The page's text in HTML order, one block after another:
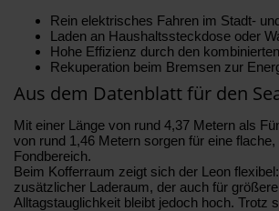
Rein elektrisches Fahren im Stadt-
Laden an Haushaltssteckdose oder
Hohe Effizienz durch den
Rekuperation beim Bremsen zur
Aus dem Datenblatt für den
Mit einer Länge von rund 4,37 Metern als
von rund 1,46 Metern sorgen für eine
Fondbereich.
Beim Kofferraum zeigt sich der Leon
zusätzlicher Laderaum, der auch für
Alltagstauglichkeit bleibt jedoch hoch. Trotz